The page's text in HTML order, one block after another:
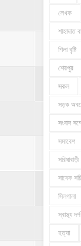
লেখক
শাহাদাত
শিলা বৃষ্টি
শেরপুর
সকল
সড়ক
সংবাদ
সমাবেশ
সরিষাবাড়ী
সাবেক
সিলগালা
স্বাস্থ্য
হত্যা